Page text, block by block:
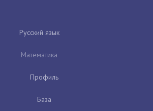
Русский язык
Математика
Профиль
База